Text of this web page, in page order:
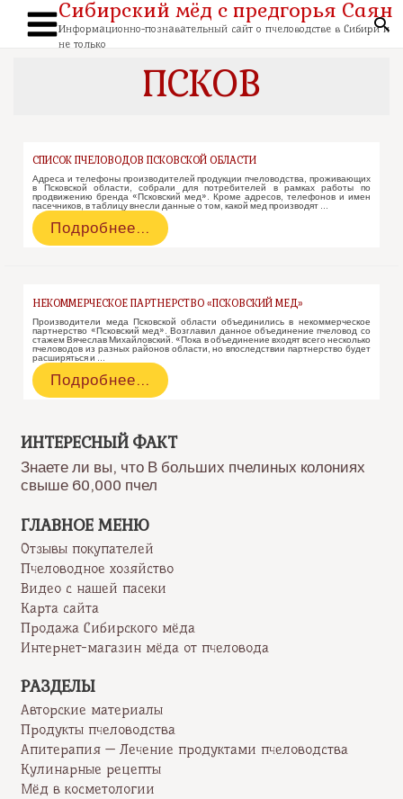
содержимому
Main
Сибирский мёд с предгорья Саян
Информационно-познавательный сайт о пчеловодстве в Сибири и
не только
ПСКОВ
СПИСОК ПЧЕЛОВОДОВ ПСКОВСКОЙ ОБЛАСТИ
Адреса и телефоны производителей продукции пчеловодства, проживающих
в Псковской области, собрали для потребителей в рамках работы по
продвижению бренда «Псковский мед». Кроме адресов, телефонов и имен
пасечников, в таблицу внесли данные о том, какой мед производят …
Список
пчеловодов
Подробнее…
НЕКОММЕРЧЕСКОЕ ПАРТНЕРСТВО «ПСКОВСКИЙ МЕД»
Производители меда Псковской области объединились в некоммерческое
партнерство «Псковский мед». Возглавил данное объединение пчеловод со
стажем Вячеслав Михайловский. «Пока в объединение входят всего несколько
пчеловодов из разных районов области, но впоследствии партнерство будет
расширяться и …
Некоммерческое
партнерство
Подробнее…
ИНТЕРЕСНЫЙ ФАКТ
Знаете ли вы, что В больших пчелиных колониях
свыше 60,000 пчел
ГЛАВНОЕ МЕНЮ
Отзывы покупателей
Пчеловодное хозяйство
Видео с нашей пасеки
Карта сайта
Продажа Сибирского мёда
Интернет-магазин мёда от пчеловода
РАЗДЕЛЫ
Авторские материалы
Продукты пчеловодства
Апитерапия — Лечение продуктами пчеловодства
Кулинарные рецепты
Мёд в косметологии